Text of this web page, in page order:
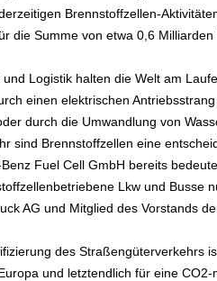
Brennstoffzellen-
die Summe von etwa 0,6
und Logistik halten die Welt am
einen elektrischen
durch die Umwandlung von
sind Brennstoffzellen eine
Fuel Cell GmbH bereits
Lkw und Busse
AG und Mitglied des Vorstands
des
und letztendlich für eine